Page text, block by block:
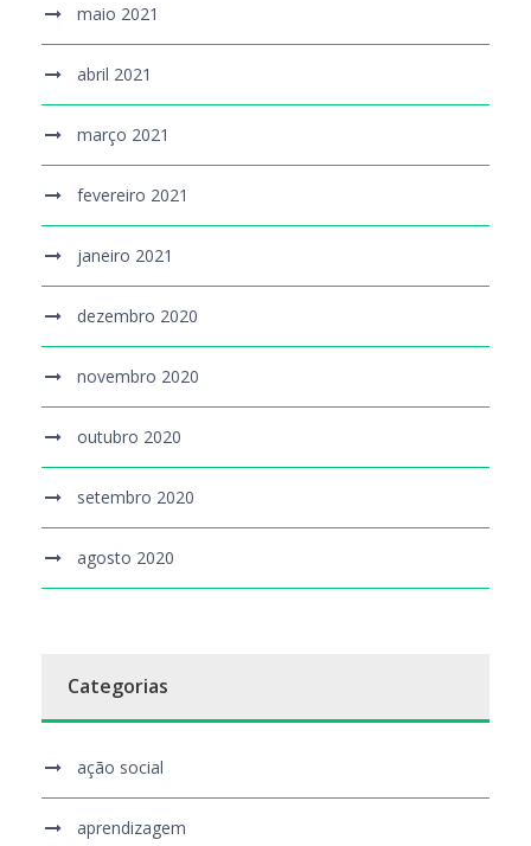
maio 2021
abril 2021
março 2021
fevereiro 2021
janeiro 2021
dezembro 2020
novembro 2020
outubro 2020
setembro 2020
agosto 2020
Categorias
ação social
aprendizagem